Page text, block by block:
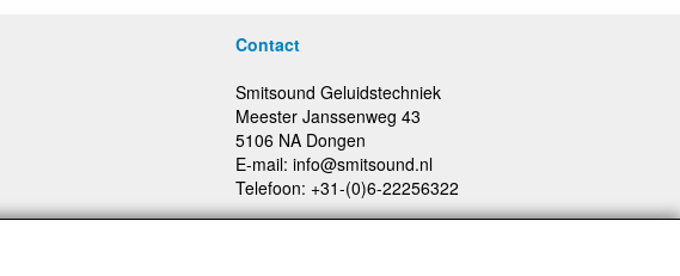
Contact
Smitsound Geluidstechniek
Meester Janssenweg 43
5106 NA Dongen
E-mail: info@smitsound.nl
Telefoon: +31-(0)6-22256322